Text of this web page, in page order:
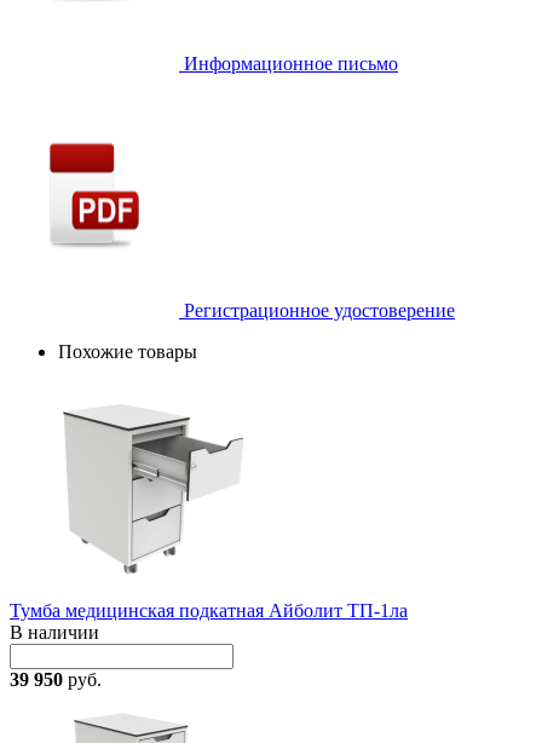
Информационное письмо
Регистрационное удостоверение
Похожие товары
Тумба медицинская подкатная Айболит ТП-1ла
В наличии
39 950 руб.